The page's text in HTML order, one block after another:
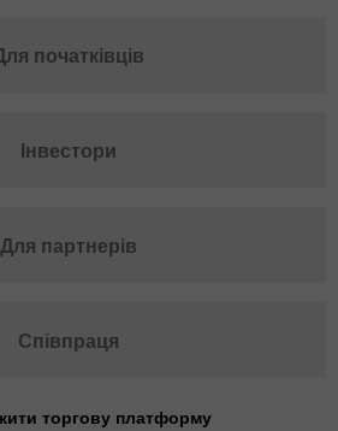
початківців
Інвестори
Для партнерів
Співпраця
торгову платформу